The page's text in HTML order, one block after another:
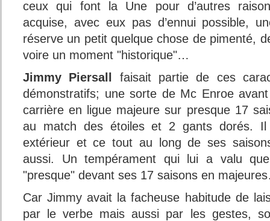
ceux qui font la Une pour d’autres
acquise, avec eux pas d’ennui possible,
réserve un petit quelque chose de pimenté,
voire un moment "historique"…
Jimmy Piersall
faisait partie de ces
démonstratifs; une sorte de Mc Enroe
carrière en ligue majeure sur presque 17
au match des étoiles et 2 gants dorés.
extérieur et ce tout au long de ses
aussi. Un tempérament qui lui a valu
"presque" devant ses 17 saisons en
Car Jimmy avait la facheuse habitude de
par le verbe mais aussi par les gestes,